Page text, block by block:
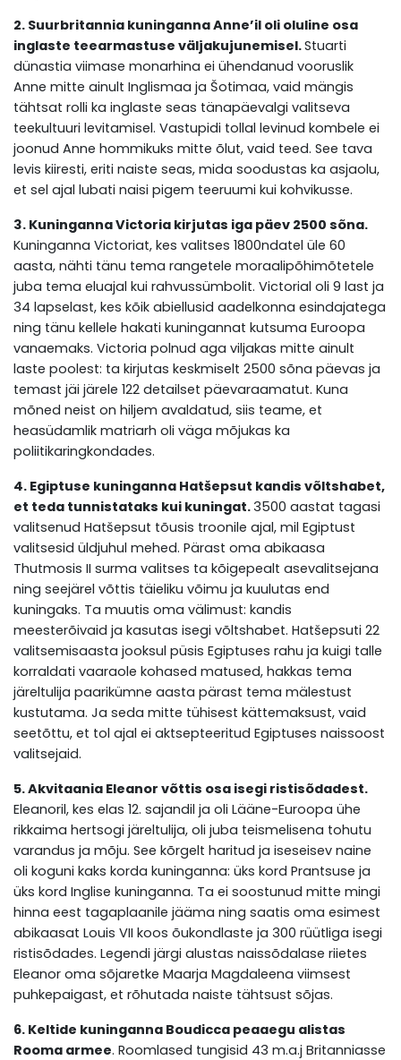
2. Suurbritannia kuninganna Anne’il oli oluline osa
inglaste teearmastuse väljakujunemisel.Stuarti
dünastia viimase monarhina ei ühendanud vooruslik
Anne mitte ainult Inglismaa ja Šotimaa, vaid mängis
tähtsat rolli ka inglaste seas tänapäevalgi valitseva
teekultuuri levitamisel. Vastupidi tollal levinud kombele ei
joonud Anne hommikuks mitte õlut, vaid teed. See tava
levis kiiresti, eriti naiste seas, mida soodustas ka asjaolu,
et sel ajal lubati naisi pigem teeruumi kui kohvikusse.
3. Kuninganna Victoria kirjutas iga päev 2500 sõna.
Kuninganna Victoriat, kes valitses 1800ndatel üle 60
aasta, nähti tänu tema rangetele moraalipõhimõtetele
juba tema eluajal kui rahvussümbolit. Victorial oli 9 last ja
34 lapselast, kes kõik abiellusid aadelkonna esindajatega
ning tänu kellele hakati kuningannat kutsuma Euroopa
vanaemaks. Victoria polnud aga viljakas mitte ainult
laste poolest: ta kirjutas keskmiselt 2500 sõna päevas ja
temast jäi järele 122 detailset päevaraamatut. Kuna
mõned neist on hiljem avaldatud, siis teame, et
heasüdamlik matriarh oli väga mõjukas ka
poliitikaringkondades.
4. Egiptuse kuninganna Hatšepsut kandis võltshabet,
et teda tunnistataks kui kuningat. 3500 aastat tagasi
valitsenud Hatšepsut tõusis troonile ajal, mil Egiptust
valitsesid üldjuhul mehed. Pärast oma abikaasa
Thutmosis II surma valitses ta kõigepealt asevalitsejana
ning seejärel võttis täieliku võimu ja kuulutas end
kuningaks. Ta muutis oma välimust: kandis
meesterõivaid ja kasutas isegi võltshabet. Hatšepsuti 22
valitsemisaasta jooksul püsis Egiptuses rahu ja kuigi talle
korraldati vaaraole kohased matused, hakkas tema
järeltulija paarikümne aasta pärast tema mälestust
kustutama. Ja seda mitte tühisest kättemaksust, vaid
seetõttu, et tol ajal ei aktsepteeritud Egiptuses naissoost
valitsejaid.
5. Akvitaania Eleanor võttis osa isegi ristisõdadest.
Eleanoril, kes elas 12. sajandil ja oli Lääne-Euroopa ühe
rikkaima hertsogi järeltulija, oli juba teismelisena tohutu
varandus ja mõju. See kõrgelt haritud ja iseseisev naine
oli koguni kaks korda kuninganna: üks kord Prantsuse ja
üks kord Inglise kuninganna. Ta ei soostunud mitte mingi
hinna eest tagaplaanile jääma ning saatis oma esimest
abikaasat Louis VII koos õukondlaste ja 300 rüütliga isegi
ristisõdades. Legendi järgi alustas naissõdalase riietes
Eleanor oma sõjaretke Maarja Magdaleena viimsest
puhkepaigast, et rõhutada naiste tähtsust sõjas.
6. Keltide kuninganna Boudicca peaaegu alistas
Rooma armee. Roomlased tungisid 43 m.a.j Britanniasse